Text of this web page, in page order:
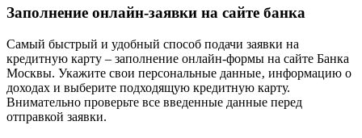
Заполнение онлайн-заявки на сайте банка
Самый быстрый и удобный способ подачи заявки на
кредитную карту – заполнение онлайн-формы на сайте Банка
Москвы. Укажите свои персональные данные‚ информацию о
доходах и выберите подходящую кредитную карту.
Внимательно проверьте все введенные данные перед
отправкой заявки.